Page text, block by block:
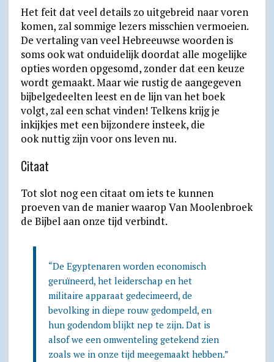
Het feit dat veel details zo uitgebreid naar voren
komen, zal sommige lezers misschien vermoeien.
De vertaling van veel Hebreeuwse woorden is
soms ook wat onduidelijk doordat alle mogelijke
opties worden opgesomd, zonder dat een keuze
wordt gemaakt. Maar wie rustig de aangegeven
bijbelgedeelten leest en de lijn van het boek
volgt, zal een schat vinden! Telkens krijg je
inkijkjes met een bijzondere insteek, die
ook nuttig zijn voor ons leven nu.
Citaat
Tot slot nog een citaat om iets te kunnen
proeven van de manier waarop Van Moolenbroek
de Bijbel aan onze tijd verbindt.
“De Egyptenaren worden economisch
geruïneerd, het leiderschap en het
militaire apparaat gedecimeerd, de
bevolking in diepe rouw gedompeld, en
hun godendom blijkt nep te zijn. Dat is
alsof we een omwenteling getekend zien
zoals we in onze tijd meegemaakt hebben.”